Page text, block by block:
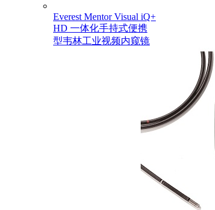
Everest Mentor Visual iQ+
HD 一体化手持式便携
型韦林工业视频内窥镜